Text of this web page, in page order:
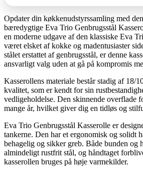
Opdater din køkkenudstyrssamling med
bæredygtige Eva Trio Genbrugsstål
en moderne udgave af den klassiske Eva
været elsket af kokke og madentusiaster
stålet erstattet af genbrugsstål, er denne
ansvarligt valg uden at gå på kompromis
Kasserollens materiale består stadig af 18/
kvalitet, som er kendt for sin
vedligeholdelse. Den skinnende overflade
mange år, hvilket giver dig en tidløs og
Eva Trio Genbrugsstål Kasserolle er
tankerne. Den har et ergonomisk og solidt
behagelig og sikker greb. Både bunden og
almindeligt rustfrit stål, og håndtaget
kasserollen bruges på høje varmekilder.